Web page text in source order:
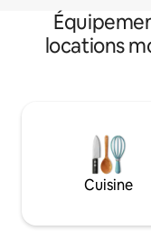
locations
Cuisine